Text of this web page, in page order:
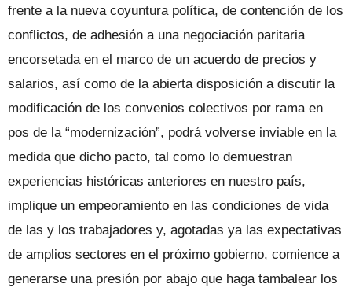
frente a la nueva coyuntura política, de contención de los
conflictos, de adhesión a una negociación paritaria
encorsetada en el marco de un acuerdo de precios y
salarios, así como de la abierta disposición a discutir la
modificación de los convenios colectivos por rama en
pos de la “modernización”, podrá volverse inviable en la
medida que dicho pacto, tal como lo demuestran
experiencias históricas anteriores en nuestro país,
implique un empeoramiento en las condiciones de vida
de las y los trabajadores y, agotadas ya las expectativas
de amplios sectores en el próximo gobierno, comience a
generarse una presión por abajo que haga tambalear los